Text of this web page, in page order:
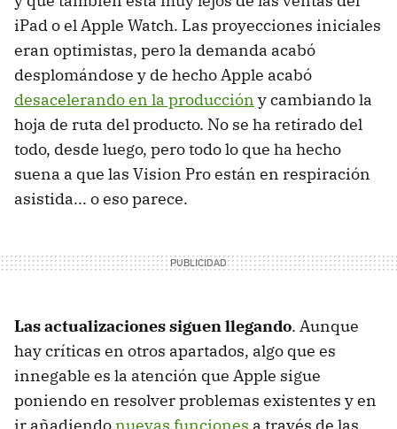
iPad o el Apple Watch. Las proyecciones iniciales
eran optimistas, pero la demanda acabó
desplomándose y de hecho Apple acabó
desacelerando en la producción y cambiando la
hoja de ruta del producto. No se ha retirado del
todo, desde luego, pero todo lo que ha hecho
suena a que las Vision Pro están en respiración
asistida... o eso parece.
Las actualizaciones siguen llegando. Aunque
hay críticas en otros apartados, algo que es
innegable es la atención que Apple sigue
poniendo en resolver problemas existentes y en